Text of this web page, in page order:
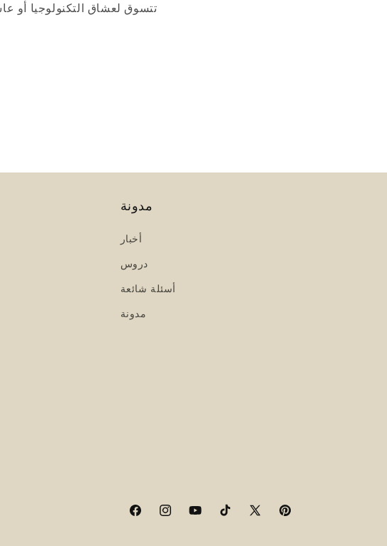
تتسوق لعشاق التكنولوجيا أو
مدونة
أخبار
دروس
أسئلة شائعة
مدونة
FacebookInstagramYouTubeTikTokX
Pinterest